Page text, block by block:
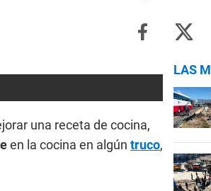
una receta de cocina,
en la cocina en algún truco,
LAS